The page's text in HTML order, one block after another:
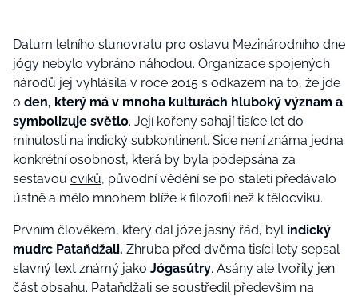
Datum letního slunovratu pro oslavu Mezinárodního dne
jógy nebylo vybráno náhodou. Organizace spojených
národů jej vyhlásila v roce 2015 s odkazem na to, že jde
o den, který má v mnoha kulturách hluboký význam a
symbolizuje světlo. Její kořeny sahají tisíce let do
minulosti na indický subkontinent. Sice není známa jedna
konkrétní osobnost, která by byla podepsána za
sestavou cviků, původní vědění se po staletí předávalo
ústně a mělo mnohem blíže k filozofii než k tělocviku.
Prvním člověkem, který dal józe jasný řád, byl indický
mudrc Pataňdžali. Zhruba před dvěma tisíci lety sepsal
slavný text známý jako Jógasútry. Asány ale tvořily jen
část obsahu. Pataňdžali se soustředil především na